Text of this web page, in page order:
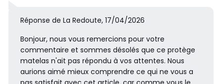
Réponse de La Redoute, 17/04/2026
Bonjour, nous vous remercions pour votre
commentaire et sommes désolés que ce protège
matelas n'ait pas répondu à vos attentes. Nous
aurions aimé mieux comprendre ce qui ne vous a